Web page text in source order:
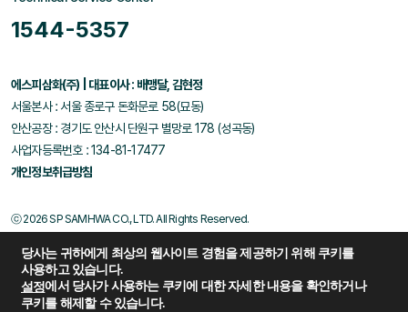
1544-5357
에스피삼화(주) | 대표이사 : 배맹달, 김현정
서울본사 : 서울 종로구 돈화문로 58(묘동)
안산공장 : 경기도 안산시 단원구 별망로 178 (성곡동)
사업자등록번호 : 134-81-17477
개인정보취급방침
ⓒ 2026 SP SAMHWA CO., LTD. All Rights Reserved.
Family Site
당사는 귀하에게 최상의 웹사이트 경험을 제공하기 위해 쿠키를
사용하고 있습니다.
설정에서 당사가 사용하는 쿠키에 대한 자세한 내용을 확인하거나
쿠키를 해제할 수 있습니다.